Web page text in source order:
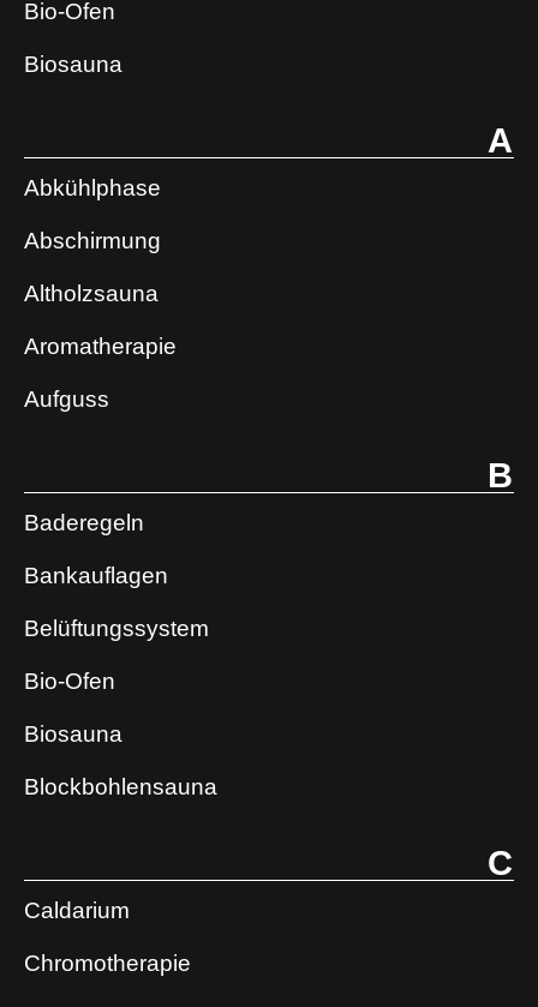
Bio-Ofen
Biosauna
A
Abkühlphase
Abschirmung
Altholzsauna
Aromatherapie
Aufguss
B
Baderegeln
Bankauflagen
Belüftungssystem
Bio-Ofen
Biosauna
Blockbohlensauna
C
Caldarium
Chromotherapie